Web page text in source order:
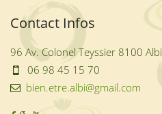
Contact Infos
96 Av. Colonel Teyssier 8100 Albi
06 98 45 15 70
bien.etre.albi@gmail.com